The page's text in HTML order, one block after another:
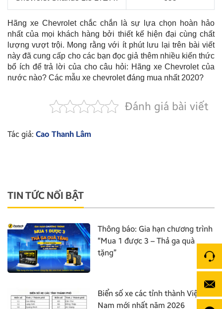
Hãng xe Chevrolet chắc chắn là sự lựa chọn hoàn hảo
nhất của mọi khách hàng bởi thiết kế hiện đại cùng chất
lượng vượt trội. Mong rằng với ít phút lưu lại trên bài viết
này đã cung cấp cho các bạn đọc giả thêm nhiều kiến thức
bổ ích để trả lời của cho câu hỏi: Hãng xe Chevrolet của
nước nào? Các mẫu xe chevrolet đáng mua nhất 2020?
Đánh giá bài viết
Tác giả: Cao Thanh Lâm
TIN TỨC NỔI BẬT
Thông báo: Gia hạn chương trình
“Mua 1 được 3 – Thả ga quà
tặng”
Biển số xe các tỉnh thành Việt
Nam mới nhất năm 2026